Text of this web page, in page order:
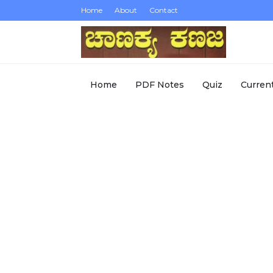
Home About Contact
Home PDF Notes Quiz